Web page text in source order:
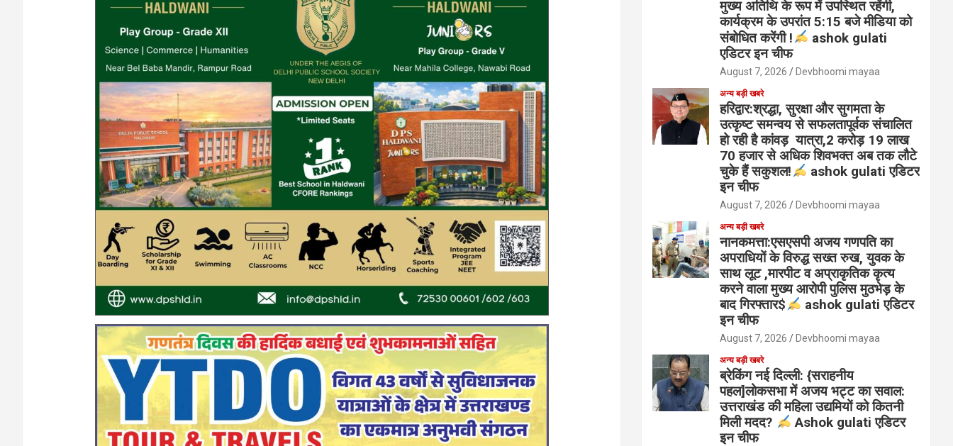
मुख्य अतिथि के रूप में उपस्थित रहेंगी,
कार्यक्रम के उपरांत 5:15 बजे मीडिया को
संबोधित करेंगी !
ashok gulati
एडिटर इन चीफ
August 7, 2026 Devbhoomi mayaa
अन्य बड़ी खबरे
हरिद्वार:श्रद्धा, सुरक्षा और सुगमता के
उत्कृष्ट समन्वय से सफलतापूर्वक संचालित
हो रही है कांवड़ यात्रा,2 करोड़ 19 लाख
70 हजार से अधिक शिवभक्त अब तक लौटे
चुके हैं सकुशल!
ashok gulati एडिटर
इन चीफ
August 7, 2026 Devbhoomi mayaa
अन्य बड़ी खबरे
नानकमत्ता:एसएसपी अजय गणपति का
अपराधियों के विरुद्ध सख्त रुख, युवक के
साथ लूट ,मारपीट व अप्राकृतिक कृत्य
करने वाला मुख्य आरोपी पुलिस मुठभेड़ के
बाद गिरफ्तार$
ashok gulati एडिटर
इन चीफ
August 7, 2026 Devbhoomi mayaa
अन्य बड़ी खबरे
ब्रेकिंग नई दिल्ली: {सराहनीय
पहल]लोकसभा में अजय भट्ट का सवाल:
उत्तराखंड की महिला उद्यमियों को कितनी
मिली मदद?
Ashok gulati एडिटर
इन चीफ